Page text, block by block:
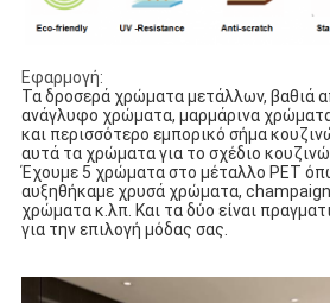
Εφαρμογή:
Τα δροσερά χρώματα μετάλλων, βαθιά
ανάγλυφο χρώματα, μαρμάρινα χρώματα
και περισσότερο εμπορικό σήμα
αυτά τα χρώματα για το σχέδιο
Έχουμε 5 χρώματα στο μέταλλο PET
αυξηθήκαμε χρυσά χρώματα,
χρώματα κ.λπ. Και τα δύο είναι
για την επιλογή μόδας σας.